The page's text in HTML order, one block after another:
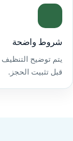
شروط واضحة
يتم توضيح
قبل تثبيت الحجز.